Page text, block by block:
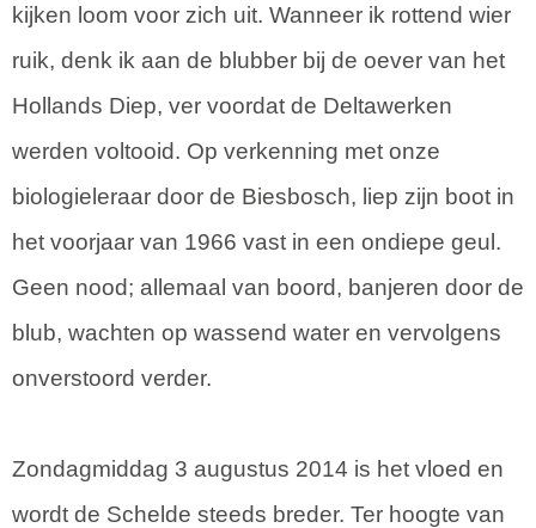
kijken loom voor zich uit. Wanneer ik rottend wier
ruik, denk ik aan de blubber bij de oever van het
Hollands Diep, ver voordat de Deltawerken
werden voltooid. Op verkenning met onze
biologieleraar door de Biesbosch, liep zijn boot in
het voorjaar van 1966 vast in een ondiepe geul.
Geen nood; allemaal van boord, banjeren door de
blub, wachten op wassend water en vervolgens
onverstoord verder.
Zondagmiddag 3 augustus 2014 is het vloed en
wordt de Schelde steeds breder. Ter hoogte van